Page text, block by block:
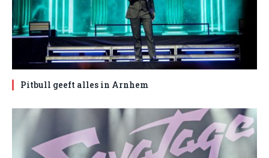
Pitbull geeft alles in Arnhem